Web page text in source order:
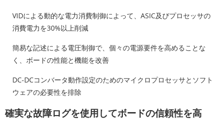
VIDによる動的な電力消費制御によって、ASIC及びプロセッサの
消費電力を30%以上削減
簡易な記述による電圧制御で、個々の電源要件を高めることな
く、ボードの性能と機能を改善
DC-DCコンバータ動作設定のためのマイクロプロセッサとソフト
ウェアの必要性を排除
確実な故障ログを使用してボードの信頼性を高